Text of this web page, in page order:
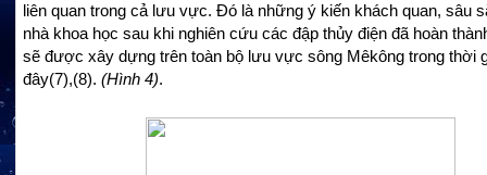
liên quan trong cả lưu vực. Đó là những ý kiến khách quan, sâu
nhà khoa học sau khi nghiên cứu các đập thủy điện đã hoàn
sẽ được xây dựng trên toàn bộ lưu vực sông Mêkông trong thời
đây(7),(8). (Hình 4).